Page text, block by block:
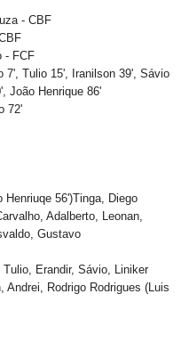
- CBF
- FCF
7', Tulio 15', Iranilson 39', Sávio
João Henrique 86'
72'
56')Tinga, Diego
Adalberto, Leonan,
Gustavo
Erandir, Sávio, Liniker
Andrei, Rodrigo Rodrigues (Luis